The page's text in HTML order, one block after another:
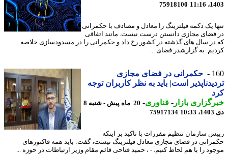
75918100
یک دکمه فیلترینگ را معادل و مصادف با حکمرانی
مجازی دانستن درست نیست. مانند اتفاقی
سال های گذشته در کشور رخ داد و حکمرانی را در مسدودسازی خلاصه
به گزارشدر فضای ...
حکمرانی در فضای مجازی
است| باید به نظر کاربران توجه
بازار- فناوری-
20 ماه پیش - شنبه 8
75917134
سازمان تنظیم مقررات با تاکید بر اینکه
در فضای مجازی معادل فیلترینگ نیست، گفت: باید همه فاکتورهای
را با هم لحاظ کنیم. - ، حمید فتاحی قائم مقام وزیر ارتباطات در حوزه ...